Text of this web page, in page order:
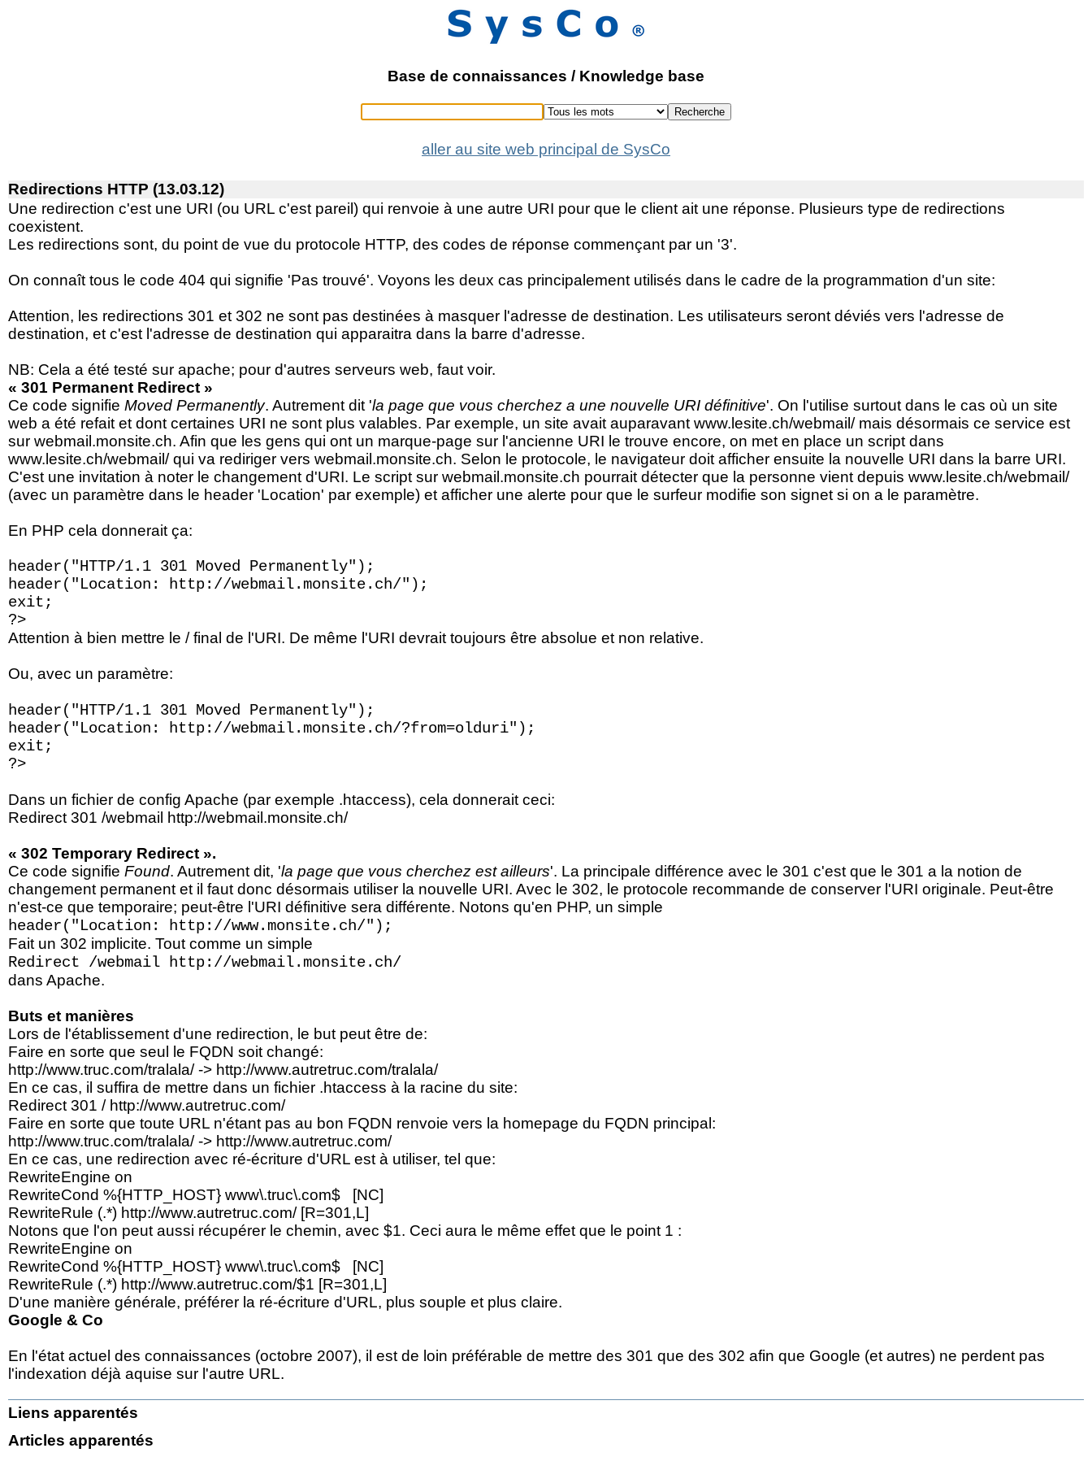
Base de connaissances / Knowledge base
Recherche
aller au site web principal de SysCo
Redirections HTTP (13.03.12)
Une redirection c'est une URI (ou URL c'est pareil) qui renvoie à une autre URI pour que le client ait une réponse. Plusieurs type de redirections
coexistent.
Les redirections sont, du point de vue du protocole HTTP, des codes de réponse commençant par un '3'.
On connaît tous le code 404 qui signifie 'Pas trouvé'. Voyons les deux cas principalement utilisés dans le cadre de la programmation d'un site:
Attention, les redirections 301 et 302 ne sont pas destinées à masquer l'adresse de destination. Les utilisateurs seront déviés vers l'adresse de
destination, et c'est l'adresse de destination qui apparaitra dans la barre d'adresse.
NB: Cela a été testé sur apache; pour d'autres serveurs web, faut voir.
« 301 Permanent Redirect »
Ce code signifie Moved Permanently. Autrement dit 'la page que vous cherchez a une nouvelle URI définitive'. On l'utilise surtout dans le cas où un site
web a été refait et dont certaines URI ne sont plus valables. Par exemple, un site avait auparavant www.lesite.ch/webmail/ mais désormais ce service est
sur webmail.monsite.ch. Afin que les gens qui ont un marque-page sur l'ancienne URI le trouve encore, on met en place un script dans
www.lesite.ch/webmail/ qui va rediriger vers webmail.monsite.ch. Selon le protocole, le navigateur doit afficher ensuite la nouvelle URI dans la barre URI.
C'est une invitation à noter le changement d'URI. Le script sur webmail.monsite.ch pourrait détecter que la personne vient depuis www.lesite.ch/webmail/
(avec un paramètre dans le header 'Location' par exemple) et afficher une alerte pour que le surfeur modifie son signet si on a le paramètre.
En PHP cela donnerait ça:
header("HTTP/1.1 301 Moved Permanently");
header("Location: http://webmail.monsite.ch/");
exit;
?>
Attention à bien mettre le / final de l'URI. De même l'URI devrait toujours être absolue et non relative.
Ou, avec un paramètre:
header("HTTP/1.1 301 Moved Permanently");
header("Location: http://webmail.monsite.ch/?from=olduri");
exit;
?>
Dans un fichier de config Apache (par exemple .htaccess), cela donnerait ceci:
Redirect 301 /webmail http://webmail.monsite.ch/
« 302 Temporary Redirect ».
Ce code signifie Found. Autrement dit, 'la page que vous cherchez est ailleurs'. La principale différence avec le 301 c'est que le 301 a la notion de
changement permanent et il faut donc désormais utiliser la nouvelle URI. Avec le 302, le protocole recommande de conserver l'URI originale. Peut-être
n'est-ce que temporaire; peut-être l'URI définitive sera différente. Notons qu'en PHP, un simple
header("Location: http://www.monsite.ch/");
Fait un 302 implicite. Tout comme un simple
Redirect /webmail http://webmail.monsite.ch/
dans Apache.
Buts et manières
Lors de l'établissement d'une redirection, le but peut être de:
Faire en sorte que seul le FQDN soit changé:
http://www.truc.com/tralala/ -> http://www.autretruc.com/tralala/
En ce cas, il suffira de mettre dans un fichier .htaccess à la racine du site:
Redirect 301 / http://www.autretruc.com/
Faire en sorte que toute URL n'étant pas au bon FQDN renvoie vers la homepage du FQDN principal:
http://www.truc.com/tralala/ -> http://www.autretruc.com/
En ce cas, une redirection avec ré-écriture d'URL est à utiliser, tel que:
RewriteEngine on
RewriteCond %{HTTP_HOST} www\.truc\.com$ [NC]
RewriteRule (.*) http://www.autretruc.com/ [R=301,L]
Notons que l'on peut aussi récupérer le chemin, avec $1. Ceci aura le même effet que le point 1 :
RewriteEngine on
RewriteCond %{HTTP_HOST} www\.truc\.com$ [NC]
RewriteRule (.*) http://www.autretruc.com/$1 [R=301,L]
D'une manière générale, préférer la ré-écriture d'URL, plus souple et plus claire.
Google & Co
En l'état actuel des connaissances (octobre 2007), il est de loin préférable de mettre des 301 que des 302 afin que Google (et autres) ne perdent pas
l'indexation déjà aquise sur l'autre URL.
Liens apparentés
Articles apparentés